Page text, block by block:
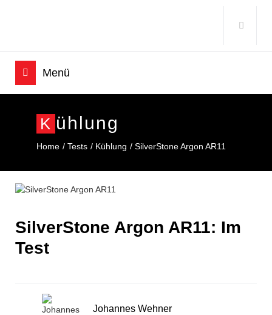
K Ühlung
Home Tests Kühlung SilverStone Argon AR11
SilverStone Argon AR11: Im
Test
Johannes Wehner